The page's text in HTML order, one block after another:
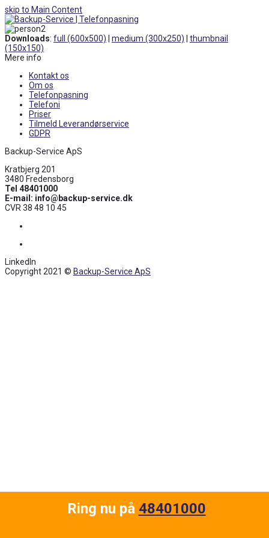
skip to Main Content
Open
Mobile
Menu
Downloads: full (600x500) medium (300x250)
thumbnail
(150x150)
Mere info
Kontakt os
Om os
Telefonpasning
Telefoni
Priser
Tilmeld Leverandørservice
GDPR
Backup-Service ApS
Kratbjerg 201
3480 Fredensborg
Tel 48401000
E-mail: info@backup-service.dk
CVR 38 48 10 45
LinkedIn
Copyright 2021 © Backup-Service ApS
Ring nu på 48401000